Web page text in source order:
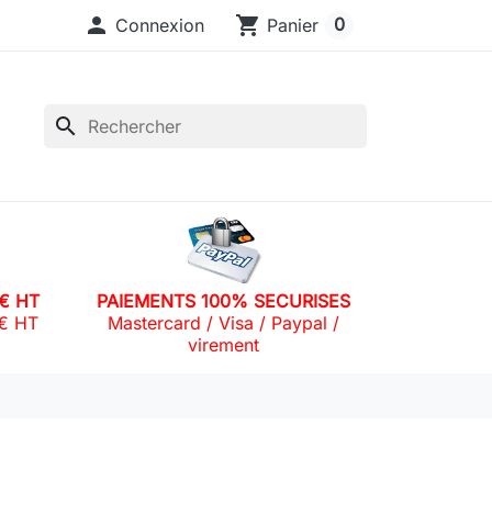
 Connexion shopping_cart Panier 0
search
HT
HT
PAIEMENTS 100% SECURISES
Mastercard / Visa / Paypal /
virement